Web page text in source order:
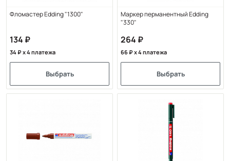
Фломастер Edding "1300"
134
34 x 4 платежа
Выбрать
Маркер перманентный Edding
"330"
264
66 x 4 платежа
Выбрать